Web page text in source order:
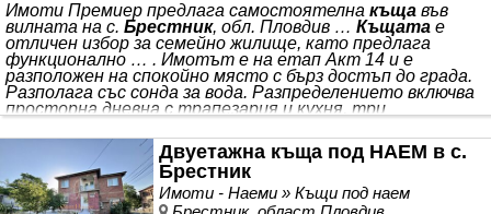
Имоти Премиер предлага самостоятелна къща във
вилната на с. Брестник, обл. Пловдив … Къщата е
отличен избор за семейно жилище, като предлага
функционално … . Имотът е на етап Акт 14 и е
разположен на спокойно място с бърз достъп до града.
Разполага със сонда за вода. Разпределението включва
просторна дневна с трапезария и кухня, три
спалня, две бани с тоалетни, складово помещение,
техническо помещение, перално помещение и покрита
веранда. *** разпределение, спокойна среда и
възможност за довършване по предпочитанията на
бъдещия собственик. Ние от екипа
Двуетажна къща под НАЕМ в с.
Брестник
Имоти - Наеми » Къщи под наем